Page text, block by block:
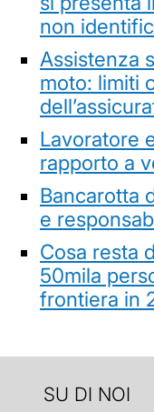
non
Assistenza
moto: limiti
Lavoratore
rapporto a
Bancarotta
e
Cosa resta
50mila
frontiera in
SU DI NOI